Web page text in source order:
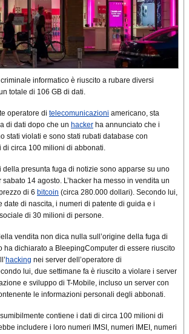
informatico è riuscito a rubare diversi
totale di 106 GB di dati.
operatore di telecomunicazioni americano, sta
di dati dopo che un hacker ha annunciato che i
stati violati e sono stati rubati database con
circa 100 milioni di abbonati.
della presunta fuga di notizie sono apparse su uno
14 agosto. L’hacker ha messo in vendita un
di 6 bitcoin (circa 280.000 dollari). Secondo lui,
date di nascita, i numeri di patente di guida e i
di 30 milioni di persone.
vendita non dica nulla sull’origine della fuga di
ha dichiarato a BleepingComputer di essere riuscito
hacking nei server dell’operatore di
lui, due settimane fa è riuscito a violare i server
e sviluppo di T-Mobile, incluso un server con
le informazioni personali degli abbonati.
contiene i dati di circa 100 milioni di
includere i loro numeri IMSI, numeri IMEI, numeri